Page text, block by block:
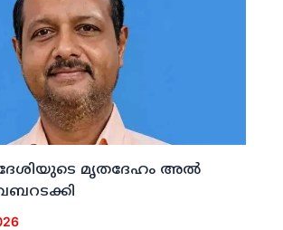
മൃതദേഹം അല്‍